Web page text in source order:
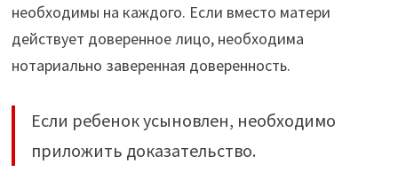
необходимы на каждого. Если вместо матери
действует доверенное лицо, необходима
нотариально заверенная доверенность.
Если ребенок усыновлен, необходимо
приложить доказательство.